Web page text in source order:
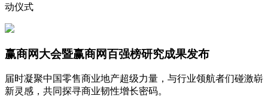
动仪式
赢商网大会暨赢商网百强榜研究成果发布
届时凝聚中国零售商业地产超级力量，与行业领航者们碰激崭
新灵感，共同探寻商业韧性增长密码。